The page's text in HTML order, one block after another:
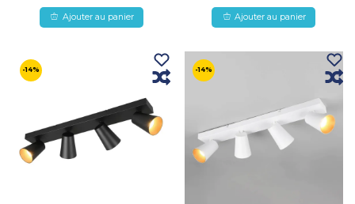
Ajouter au panier Ajouter au panier
-14% -14%